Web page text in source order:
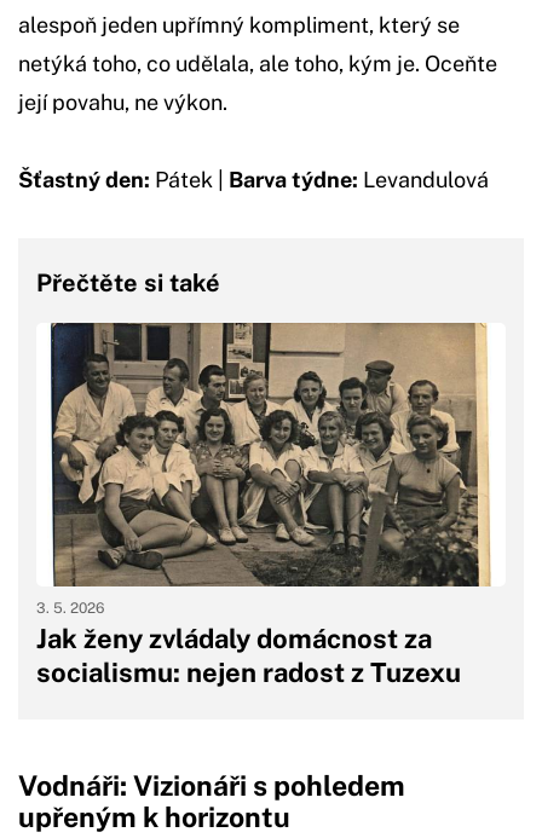
alespoň jeden upřímný kompliment, který se
netýká toho, co udělala, ale toho, kým je. Oceňte
její povahu, ne výkon.
Šťastný den: Pátek | Barva týdne: Levandulová
Přečtěte si také
Jak ženy zvládaly domácnost za
socialismu: nejen radost z Tuzexu
3. 5. 2026
Vodnáři: Vizionáři s pohledem
upřeným k horizontu